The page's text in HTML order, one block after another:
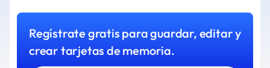
Regístrate gratis para guardar, editar y
crear tarjetas de memoria.